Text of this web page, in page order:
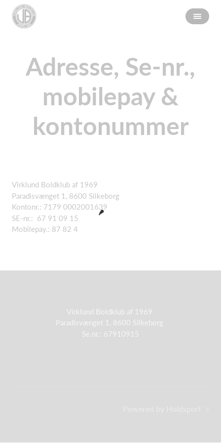
Adresse, Se-nr.,
mobilepay &
kontonummer
Virklund Boldklub af 1969
Paradisvænget 1, 8600 Silkeborg
Kontonr.: 7179 0002001639
SE-nr.: 67 91 09 15
Mobilepay.: 87 82 4
Virklund Boldklub af 1969
Paradisvænget 1, 8600 Silkeborg
Se.nr.: 67910915